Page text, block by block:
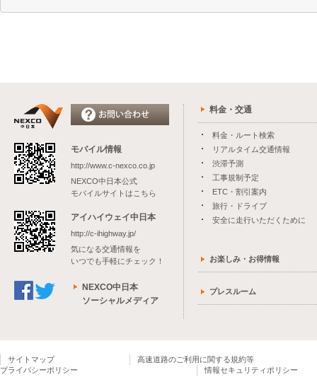
モバイル情報
http://www.c-nexco.co.jp
NEXCO中日本公式
モバイルサイトはこちら
アイハイウェイ中日本
http://c-ihighway.jp/
気になる交通情報を
いつでも手軽にチェック！
NEXCO中日本
ソーシャルメディア
料金・交通
料金・ルート検索
リアルタイム交通情報
渋滞予測
工事規制予定
ETC・割引案内
旅行・ドライブ
安全に走行いただくために
お楽しみ・お得情報
プレスルーム
サイトマップ
高速道路のご利用に関する規約等
プライバシーポリシー
情報セキュリティポリシー